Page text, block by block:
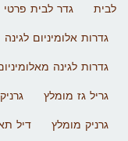
לבית
גדר לבית פרטי
גדרות אלומיניום לגינה
גדרות לגינה
גריל גז מומלץ
גרניק
גרניק מומלץ
דיל